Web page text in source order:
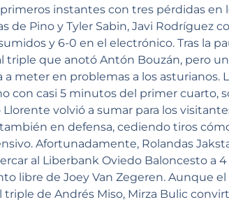
instantes con tres pérdidas en
de Pino y Tyler Sabin, Javi Rodríguez
y 6-0 en el electrónico. Tras la
triple que anotó Antón Bouzán, pero
a meter en problemas a los asturianos.
con casi 5 minutos del primer cuarto,
volvió a sumar para los
en defensa, cediendo tiros
Afortunadamente, Rolandas
al Liberbank Oviedo Baloncesto a 4
libre de Joey Van Zegeren. Aunque
triple de Andrés Miso, Mirza Bulic